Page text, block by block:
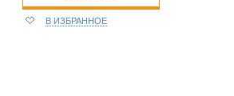
В ИЗБРАННОЕ